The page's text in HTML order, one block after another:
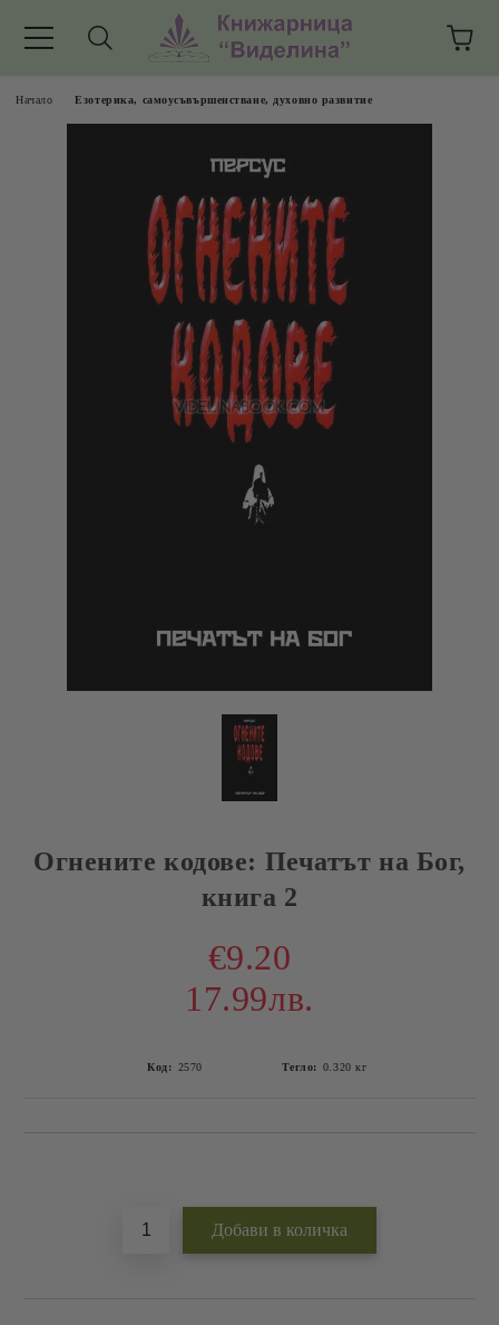
Начало Езотерика, самоусъвършенстване, духовно развитие
Огнените кодове: Печатът на Бог,
книга 2
€9.20
17.99лв.
Код: 2570 Тегло: 0.320 кг